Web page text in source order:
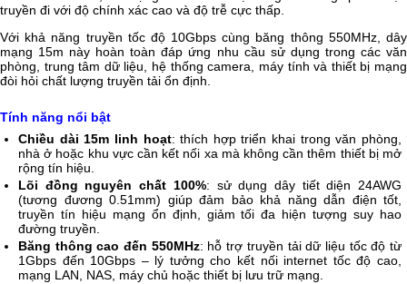
truyền đi với độ chính xác cao và độ trễ cực thấp.
Với khả năng truyền tốc độ 10Gbps cùng băng thông 550MHz, dây
mạng 15m này hoàn toàn đáp ứng nhu cầu sử dụng trong các văn
phòng, trung tâm dữ liệu, hệ thống camera, máy tính và thiết bị mạng
đòi hỏi chất lượng truyền tải ổn định.
Tính năng nổi bật
Chiều dài 15m linh hoạt: thích hợp triển khai trong văn phòng,
nhà ở hoặc khu vực cần kết nối xa mà không cần thêm thiết bị mở
rộng tín hiệu.
Lõi đồng nguyên chất 100%: sử dụng dây tiết diện 24AWG
(tương đương 0.51mm) giúp đảm bảo khả năng dẫn điện tốt,
truyền tín hiệu mạng ổn định, giảm tối đa hiện tượng suy hao
đường truyền.
Băng thông cao đến 550MHz: hỗ trợ truyền tải dữ liệu tốc độ từ
1Gbps đến 10Gbps – lý tưởng cho kết nối internet tốc độ cao,
mạng LAN, NAS, máy chủ hoặc thiết bị lưu trữ mạng.